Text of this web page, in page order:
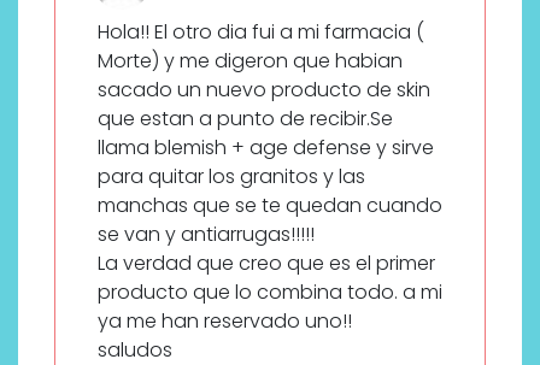
Hola!! El otro dia fui a mi farmacia (
Morte) y me digeron que habian
sacado un nuevo producto de skin
que estan a punto de recibir.Se
llama blemish + age defense y sirve
para quitar los granitos y las
manchas que se te quedan cuando
se van y antiarrugas!!!!!
La verdad que creo que es el primer
producto que lo combina todo. a mi
ya me han reservado uno!!
saludos